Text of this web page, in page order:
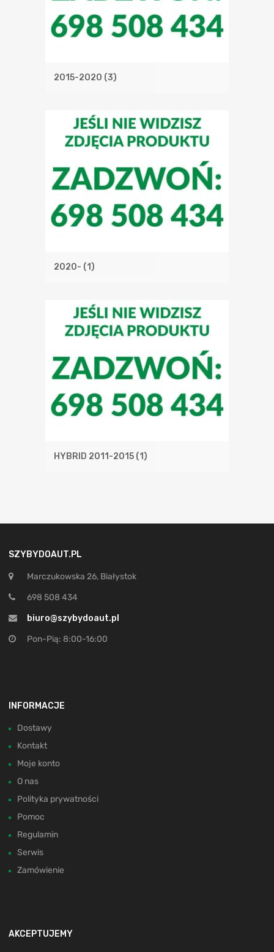
2015-2020 (3)
2020- (1)
HYBRID 2011-2015 (1)
SZYBYDOAUT.PL
Marczukowska 26, Białystok
698 508 434
biuro@szybydoaut.pl
Pon-Pią: 8:00-16:00
INFORMACJE
Dostawy
Kontakt
Moje konto
O nas
Polityka prywatności
Pomoc
Regulamin
Serwis
Zamówienie
AKCEPTUJEMY